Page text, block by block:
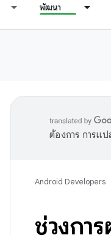
พัฒนา
ต้องการ การแ
Android Developers
ช่วงกา